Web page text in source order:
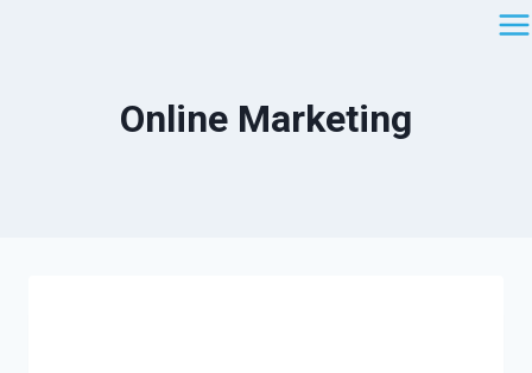
Online Marketing